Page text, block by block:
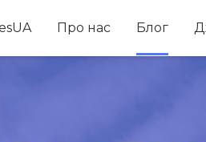
Про нас Блог